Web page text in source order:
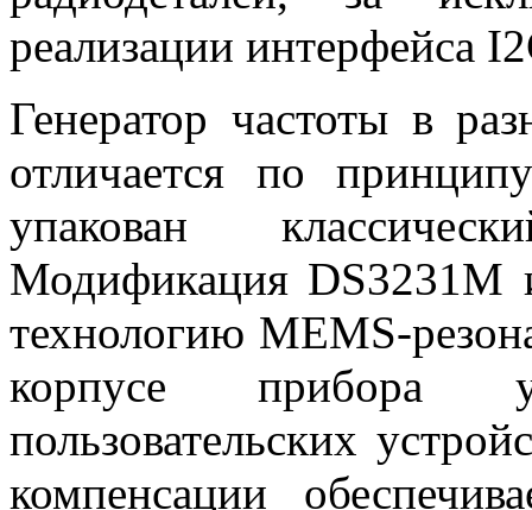
реализации интерфейса I2
Генератор частоты в
отличается по
упакован
Модификация DS3231M
технологию MEMS-
корпусе прибора
пользовательских
компенсации